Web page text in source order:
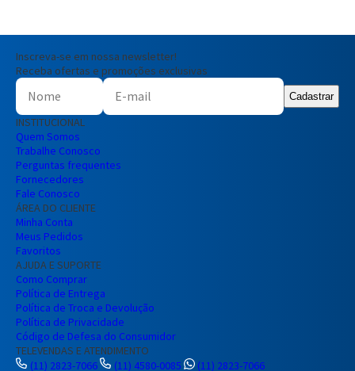
Inscreva-se em nossa newsletter!
Receba ofertas e promoções exclusivas
Cadastrar
INSTITUCIONAL
Quem Somos
Trabalhe Conosco
Perguntas frequentes
Fornecedores
Fale Conosco
ÁREA DO CLIENTE
Minha Conta
Meus Pedidos
Favoritos
AJUDA E SUPORTE
Como Comprar
Política de Entrega
Política de Troca e Devolução
Política de Privacidade
Código de Defesa do Consumidor
TELEVENDAS E ATENDIMENTO
(11) 2823-7066
(11) 4580-0085 (11) 2823-7066